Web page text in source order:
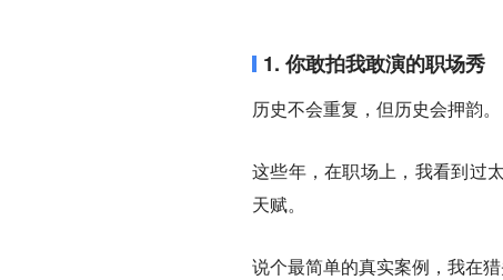
1. 你敢拍我敢演的职场秀
历史不会重复，但历史会押韵。
这些年，在职场上，我看到过
天赋。
说个最简单的真实案例，我在